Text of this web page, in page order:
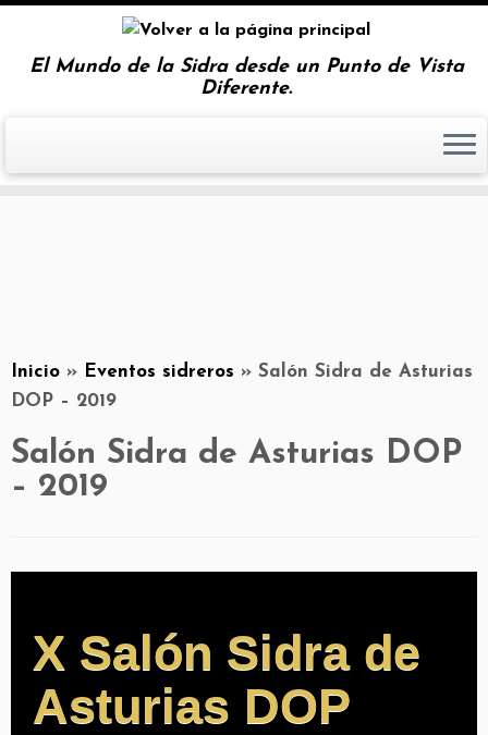
El Mundo de la Sidra desde un Punto de Vista
Diferente.
Inicio » Eventos sidreros » Salón Sidra de Asturias
DOP – 2019
Salón Sidra de Asturias DOP
– 2019
X Salón Sidra de
Asturias DOP